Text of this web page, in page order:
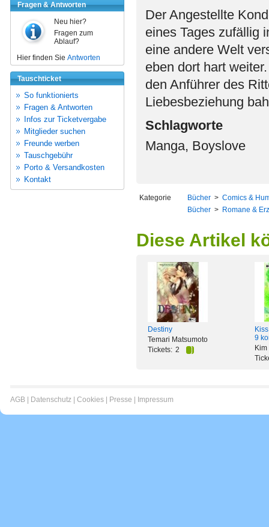
Fragen & Antworten
Neu hier?
Fragen zum
Ablauf?
Hier finden Sie Antworten
Tauschticket
So funktionierts
Fragen & Antworten
Infos zur Ticketvergabe
Mitglieder suchen
Freunde werben
Tauschgebühr
Porto & Versandkosten
Kontakt
Der Angestellte
eines Tages zufällig
eine andere Welt
eben dort hart
den Anführer des
Liebesbeziehung
Schlagworte
Manga, Boyslove
Kategorie Bücher > Comics &
Bücher > Romane &
Diese Artikel
Destiny
Temari Matsumoto
Tickets: 2
9
AGB Datenschutz Cookies Presse Impressum